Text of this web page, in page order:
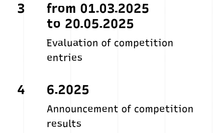
3
from 01.03.2025
to 20.05.2025
Evaluation of competition
entries
4 6.2025
Announcement of competition
results